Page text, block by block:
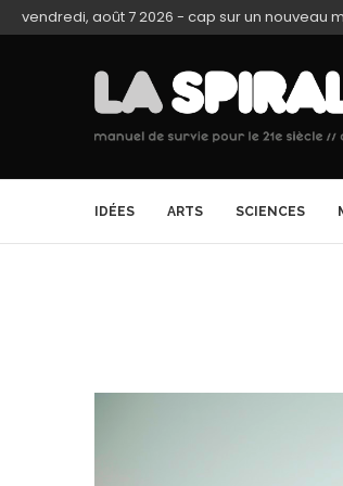
vendredi, août 7 2026 - cap sur un nouveau
IDÉES ARTS SCIENCES